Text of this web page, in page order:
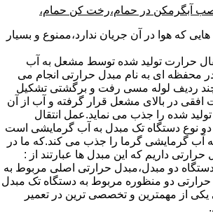
آبگرمکن در حمام،رخت کن حمام،
که هوا در آن جریان ندارد،ممنوع و بسیار
حرارت تولید شده توسط مشعل به آب
ای به نام مبدل حرارتی انجام می
ردیف لوله مسی رفت و برگشتی تشکیل
در بالای مشعل قرار گرفته و آب از آن
شده را جذب می نماید.عمل انتقال
نوع دستگاه تک مبدل به آب گرمایشی است
گرمایشی گرما را جذب می کند.که ما در
داریم که این مبدل ها عبارتند از :
دستگاه دو مبدل،مبدل حرارتی اصلی مربوط به
دو منظوره مربوط به دستگاه تک مبدل
یکی از مهمترین و تخصصی ترین در تعمیر